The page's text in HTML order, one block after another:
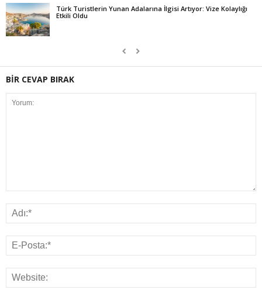
Türk Turistlerin Yunan Adalarına İlgisi Artıyor: Vize Kolaylığı
Etkili Oldu
BİR CEVAP BIRAK